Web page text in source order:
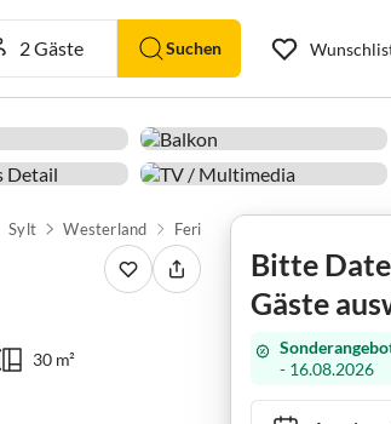
Suchen
Sylt Westerland Ferienwohnung Küstenmuschel
30 m²
Bitte
Gäste
- 16.08.2026